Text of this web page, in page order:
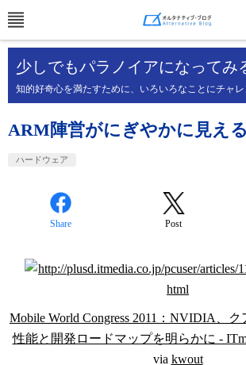
少しでもパラノイアになってみ
知的好奇心を満たすために、いろいろなことにチャ
ARM陣営がにぎやかに見え
ハードウェア
Share Post
Mobile World Congress 2011：NVIDIA、
性能と開発ロードマップを明らかに -
via kwout